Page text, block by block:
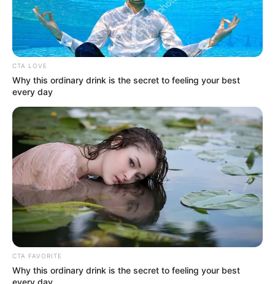
Ukuran Sepatu: –
Ukuran Baju: –
Pendidikan
Institut Komunikasi dan Bisnis LSPR, S-1 Ilmu Komunikasi
(dikeluarkan)
Keluarga
Ayah: Ahim Permadi
Ibu: Lanida Haryono
Saudara Laki-Laki: –
Saudara Perempuan: –
Pacar
Randy Pangalila
CTA LOVE
Why this ordinary drink is the secret to feeling your best
every day
CTA FAVORITE
Why this ordinary drink is the secret to feeling your best